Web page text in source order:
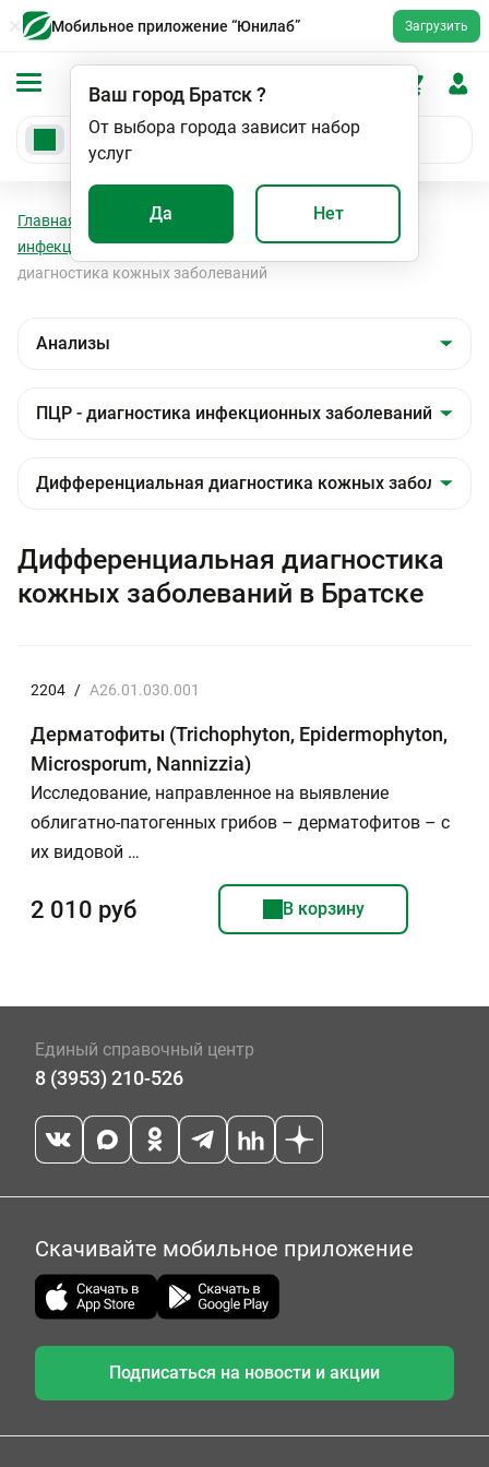
Мобильное приложение “Юнилаб” Загрузить
Ваш город Братск?
От выбора города зависит набор
услуг
Да Нет
Главная Анализы
ПЦР - диагностика
инфекционных заболеваний
Дифференциальная
диагностика кожных заболеваний
Дифференциальная диагностика
кожных заболеваний в Братске
2204 / A26.01.030.001
Дерматофиты (Trichophyton, Epidermophyton,
Microsporum, Nannizzia)
Исследование, направленное на выявление
облигатно-патогенных грибов – дерматофитов – с
их видовой …
2 010 руб В корзину
Единый справочный центр
8 (3953) 210-526
Скачивайте мобильное приложение
Подписаться на новости и акции